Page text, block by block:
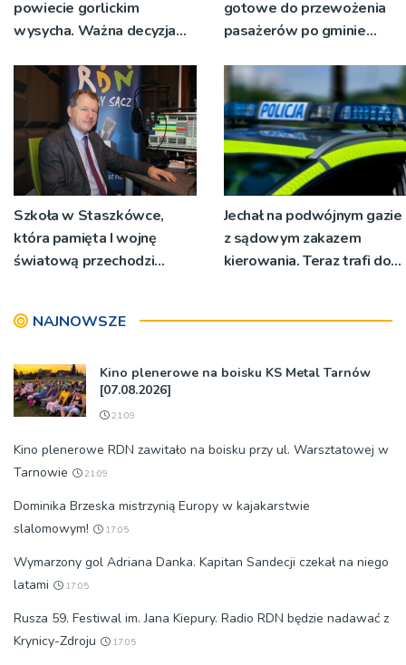
powiecie gorlickim
wysycha. Ważna decyzja
gotowe do przewożenia
pasażerów po gminie
Szkoła w Staszkówce,
która pamięta I wojnę
światową przechodzi
Jechał na podwójnym gazie
z sądowym zakazem
kierowania. Teraz trafi do
NAJNOWSZE
Kino plenerowe na boisku KS Metal Tarnów
[07.08.2026]
21:09
Kino plenerowe RDN zawitało na boisku przy ul. Warsztatowej w
Tarnowie
21:09
Dominika Brzeska mistrzynią Europy w kajakarstwie
slalomowym!
17:05
Wymarzony gol Adriana Danka. Kapitan Sandecji czekał na niego
latami
17:05
Rusza 59. Festiwal im. Jana Kiepury. Radio RDN będzie nadawać z
Krynicy-Zdroju
17:05